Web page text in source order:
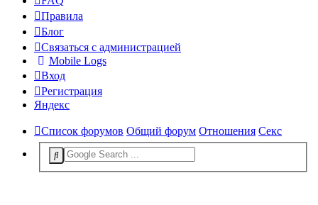
Правила
Блог
Связаться с администрацией
Mobile Logs
Вход
Регистрация
Яндекс
Список форумов Общий форум Отношения Секс